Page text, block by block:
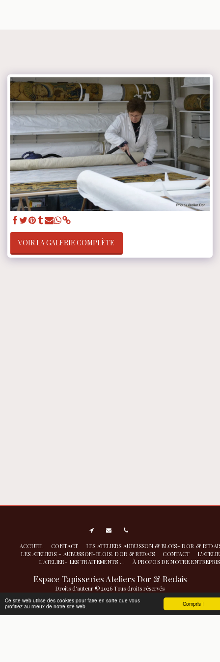
Compris !
Ce site web utilise des cookies pour faire en sorte que vous
profitiez au mieux de notre site web.
VOIR LA GALERIE COMPLÈTE
Espace Tapisseries Ateliers Dor & Redais
Droits d'auteur © 2026 Tous droits réservés
Atelier de nettoyage restauration- conservation à Aubusson |Politique de
Confidentialité
ACCUEIL CONTACT
LES ATELIERS AUBUSSON & BLOIS- DOR &
LES ATELIERS - AUBUSSON-BLOIS. DOR & REDAIS
CONTACT
L'ATELIER- LES TRAITEMENTS ...
À PROPOS DE NOTRE